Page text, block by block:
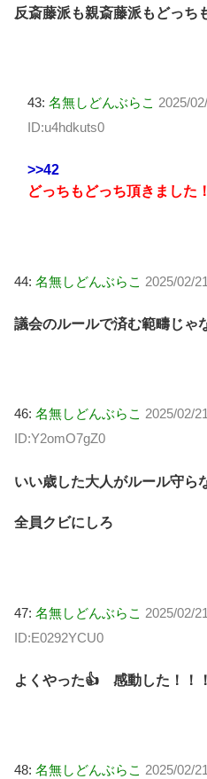
反斎藤派も親斎藤派もどっち
43: 名無しどんぶらこ 2025/
ID:u4hdkuts0
>>42
どっちもどっち頂きました！
44: 名無しどんぶらこ 2025/02/
議会のルールで済む範疇じゃ
46: 名無しどんぶらこ 2025/02/
ID:Y2omO7gZ0
いい歳した大人がルール守ら
全員クビにしろ
47: 名無しどんぶらこ 2025/02/
ID:E0292YCU0
よくやった👍 感動した！！！
48: 名無しどんぶらこ 2025/02/